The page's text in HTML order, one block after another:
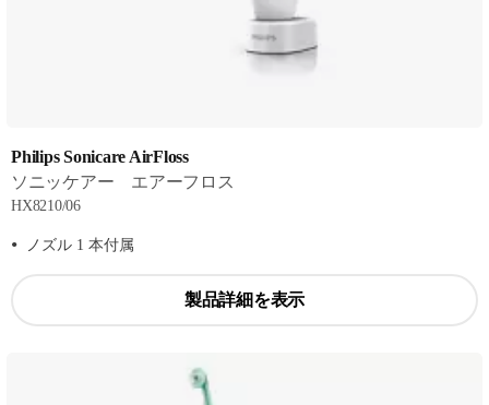
Philips Sonicare AirFloss
ソニッケアー エアーフロス
HX8210/06
ノズル 1 本付属
製品詳細を表示